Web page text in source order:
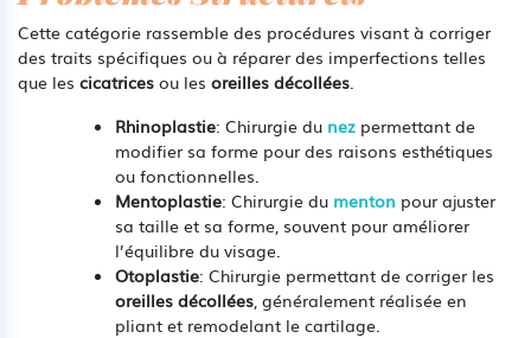
Cette catégorie rassemble des procédures visant à corriger
des traits spécifiques ou à réparer des imperfections telles
que les cicatrices ou les oreilles décollées.
Rhinoplastie: Chirurgie du nez permettant de
modifier sa forme pour des raisons esthétiques
ou fonctionnelles.
Mentoplastie: Chirurgie du menton pour ajuster
sa taille et sa forme, souvent pour améliorer
l’équilibre du visage.
Otoplastie: Chirurgie permettant de corriger les
oreilles décollées, généralement réalisée en
pliant et remodelant le cartilage.